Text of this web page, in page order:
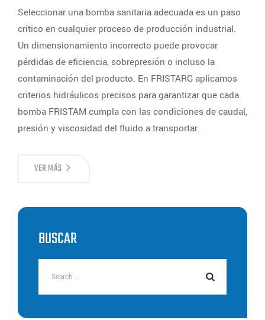
Seleccionar una bomba sanitaria adecuada es un paso
crítico en cualquier proceso de producción industrial.
Un dimensionamiento incorrecto puede provocar
pérdidas de eficiencia, sobrepresión o incluso la
contaminación del producto. En FRISTARG aplicamos
criterios hidráulicos precisos para garantizar que cada
bomba FRISTAM cumpla con las condiciones de caudal,
presión y viscosidad del fluido a transportar.
VER MÁSCÓMO
HIDRÁULICO
UNA
BOMBA
BUSCAR